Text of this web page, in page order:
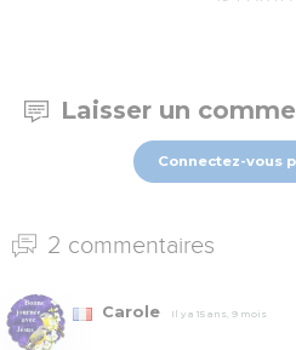
Laisser un
Connectez-vous
2 commentaires
Carole Il y a 15 ans, 9 mois